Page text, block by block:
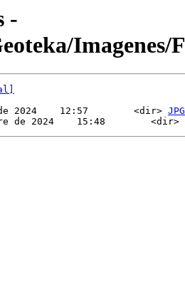
-
Imagenes/
2024    12:57        <dir> JPG
de 2024    15:48        <dir>